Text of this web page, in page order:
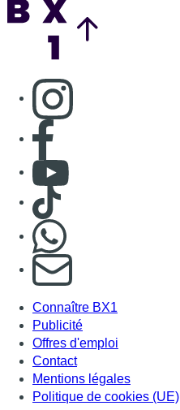
Consulter page
Consulter page
Consulter Youtube
Consulter TikTok
S'abonner à notre
Connaître BX1
Publicité
Offres d'emploi
Contact
Mentions légales
Politique de cookies (UE)